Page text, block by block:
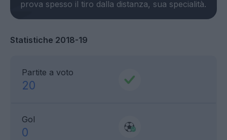
Statistiche 2018-19
Partite a voto
20
Gol
0